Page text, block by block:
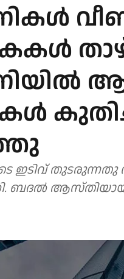
ഇടിവ് തുടരുന്നതു
ബദല്‍